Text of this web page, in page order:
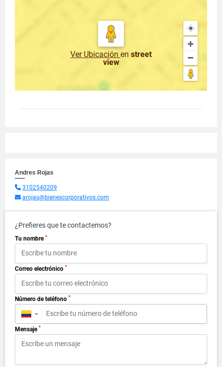
Ver Ubicación en street
view
Andres Rojas
3102540209
arojas@bienescorporativos.com
¿Prefieres que te contactemos?
Tu nombre *
Correo electrónico *
Número de teléfono *
▼
Mensaje *